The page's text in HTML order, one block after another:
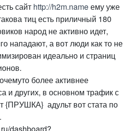
сайт http://h2m.nameему уже
тиц есть приличный 180
народ не активно идет,
нападают, а вот люди как то не
идеально и страниц
более активнее
и других, в основном трафик с
{ПРУШКА} адульт вот стата по
dashboard?